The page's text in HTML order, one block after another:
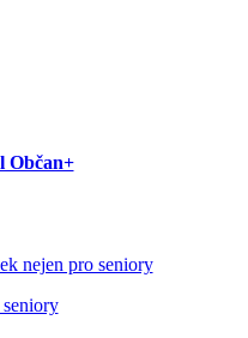
Občan+
nejen pro seniory